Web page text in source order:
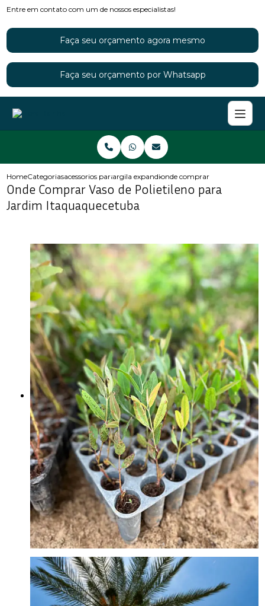
Entre em contato com um de nossos especialistas!
Faça seu orçamento agora mesmo
Faça seu orçamento por Whatsapp
HomeCategoriasacessorios para jardinsargila expandida para jardim
onde comprar vaso de
Onde Comprar Vaso de Polietileno para
Jardim Itaquaquecetuba